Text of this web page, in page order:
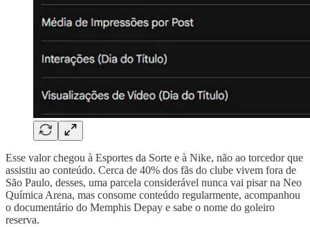
Esse valor chegou à Esportes da Sorte e à Nike, não ao torcedor que
assistiu ao conteúdo. Cerca de 40% dos fãs do clube vivem fora de
São Paulo, desses, uma parcela considerável nunca vai pisar na Neo
Química Arena, mas consome conteúdo regularmente, acompanhou
o documentário do Memphis Depay e sabe o nome do goleiro
reserva.